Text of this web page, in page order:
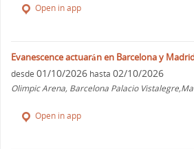
Open in app
Evanescence actuarán en Barcelona y
desde 01/10/2026 hasta 02/10/2026
Olimpic Arena, Barcelona Palacio
Open in app